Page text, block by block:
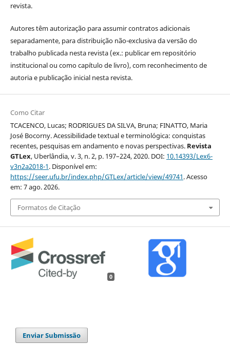
revista.
Autores têm autorização para assumir contratos adicionais
separadamente, para distribuição não-exclusiva da versão do
trabalho publicada nesta revista (ex.: publicar em repositório
institucional ou como capítulo de livro), com reconhecimento de
autoria e publicação inicial nesta revista.
Como Citar
TCACENCO, Lucas; RODRIGUES DA SILVA, Bruna; FINATTO, Maria
José Bocorny. Acessibilidade textual e terminológica: conquistas
recentes, pesquisas em andamento e novas perspectivas. Revista
GTLex, Uberlândia, v. 3, n. 2, p. 197–224, 2020. DOI: 10.14393/Lex6-
v3n2a2018-1. Disponível em:
https://seer.ufu.br/index.php/GTLex/article/view/49741. Acesso
em: 7 ago. 2026.
Formatos de Citação
0
Enviar Submissão